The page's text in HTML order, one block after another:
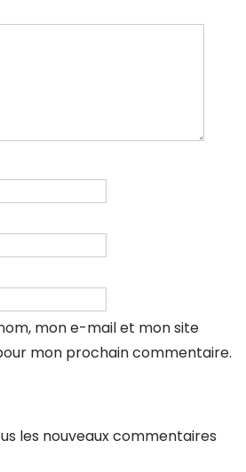
mon e-mail et mon site
mon prochain commentaire.
les nouveaux commentaires